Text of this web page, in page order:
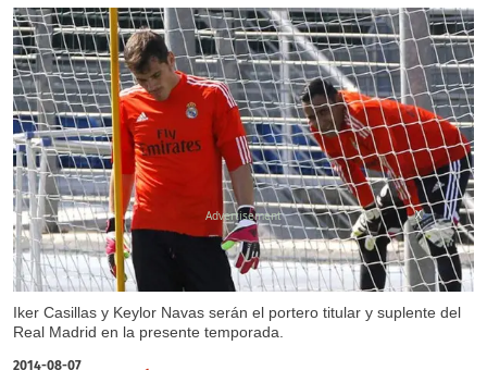
Iker Casillas y Keylor Navas serán el portero titular y suplente del
Real Madrid en la presente temporada.
X
2014-08-07